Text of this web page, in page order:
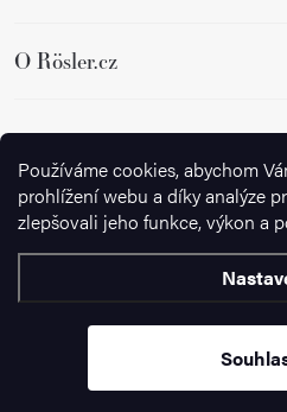
Používáme cookies, abychom
prohlížení webu a díky analýze
zlepšovali jeho funkce, výkon a
O Rösler.cz
nastavení